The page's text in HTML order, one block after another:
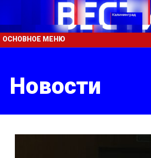
ОСНОВНОЕ МЕНЮ
Новости